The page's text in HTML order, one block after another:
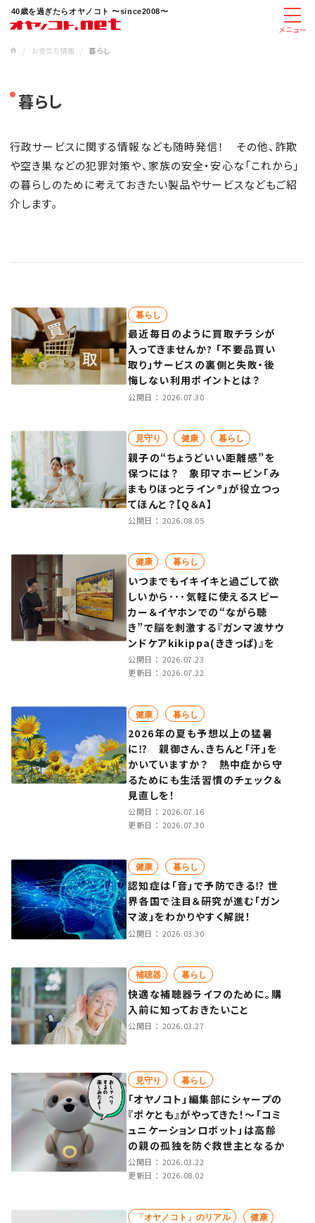
40歳を過ぎたらオヤノコト 〜since2008〜
メニュー
/
お役立ち情報 / 暮らし
暮らし
行政サービスに関する情報なども随時発信！ その他、詐欺
や空き巣などの犯罪対策や、家族の安全・安心な「これから」
の暮らしのために考えておきたい製品やサービスなどもご紹
介します。
暮らし
最近毎日のように買取チラシが
入ってきませんか? 「不要品買い
取り」サービスの裏側と失敗・後
悔しない利用ポイントとは？
公開日： 2026.07.30
見守り 健康 暮らし
親子の“ちょうどいい距離感”を
保つには？ 象印マホービン「み
まもりほっとライン®」が役立つっ
てほんと？【Q＆A】
公開日： 2026.08.05
健康 暮らし
いつまでもイキイキと過ごして欲
しいから･･･気軽に使えるスピー
カー＆イヤホンでの“ながら聴
き”で脳を刺激する『ガンマ波サウ
ンドケアkikippa(ききっぱ)』を
公開日： 2026.07.23
更新日： 2026.07.22
健康 暮らし
2026年の夏も予想以上の猛暑
に⁉ 親御さん、きちんと「汗」を
かいていますか？ 熱中症から守
るためにも生活習慣のチェック＆
見直しを！
公開日： 2026.07.16
更新日： 2026.07.30
健康 暮らし
認知症は「音」で予防できる⁉ 世
界各国で注目＆研究が進む「ガン
マ波」をわかりやすく解説！
公開日： 2026.03.30
補聴器 暮らし
快適な補聴器ライフのために。購
入前に知っておきたいこと
公開日： 2026.03.27
見守り 暮らし
「オヤノコト」編集部にシャープの
『ポケとも』がやってきた！～「コミ
ュニケーションロボット」は高齢
の親の孤独を防ぐ救世主となるか
公開日： 2026.03.22
更新日： 2026.08.02
「オヤノコト」のリアル
健康